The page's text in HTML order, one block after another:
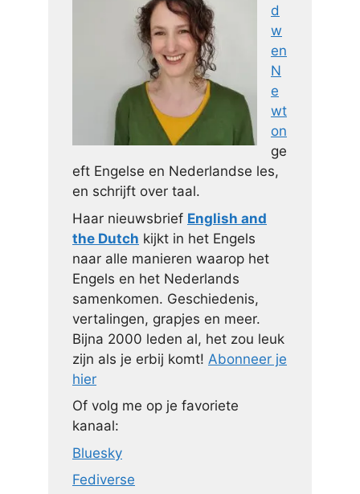
d
w
en
N
e
wt
on
ge
eft Engelse en Nederlandse les,
en schrijft over taal.
Haar nieuwsbrief English and
the Dutch kijkt in het Engels
naar alle manieren waarop het
Engels en het Nederlands
samenkomen. Geschiedenis,
vertalingen, grapjes en meer.
Bijna 2000 leden al, het zou leuk
zijn als je erbij komt! Abonneer je
hier
Of volg me op je favoriete
kanaal:
Bluesky
Fediverse